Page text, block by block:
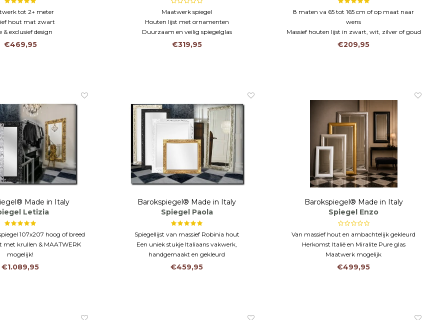
tot 2+ meter
hout mat zwart
& exclusief design
€469,95
Maatwerk spiegel
Houten lijst met ornamenten
Duurzaam en veilig spiegelglas
€319,95
8 maten va 65 tot 165 cm of op maat naar
wens
Massief houten lijst in zwart, wit, zilver of goud
Wandspiegel, passpiegel of badkamer spiegel
€209,95
Made in Italy
Letizia
107x207 hoog of breed
met krullen & MAATWERK
mogelijk!
& 6 kleuren zwart, wit, zilver
€1.089,95
Barokspiegel® Made in Italy
Spiegel Paola
Spiegellijst van massief Robinia hout
Een uniek stukje Italiaans vakwerk,
handgemaakt en gekleurd
Kan op maat met of zonder hoek ornamenten
€459,95
Barokspiegel® Made in Italy
Spiegel Enzo
Van massief hout en ambachtelijk gekleurd
Herkomst Italië en Miralite Pure glas
Maatwerk mogelijk
€499,95